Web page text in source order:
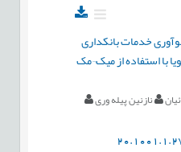
خدمات بانکداری
با استفاده از میک¬مک
نازنین پیله وری